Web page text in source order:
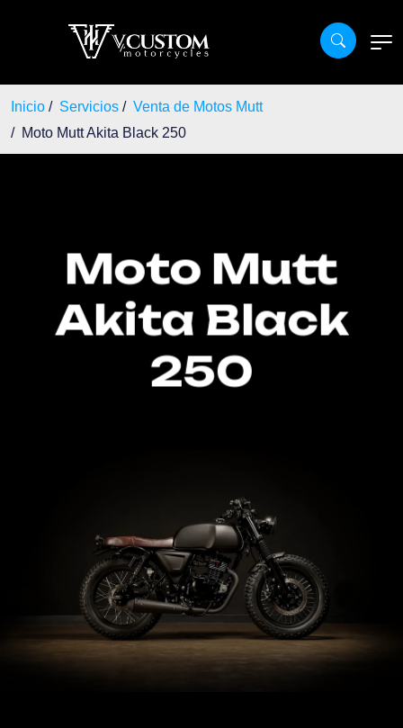
Inicio Servicios
Venta de Motos Mutt
Moto Mutt Akita Black 250
Moto Mutt
Akita Black
250